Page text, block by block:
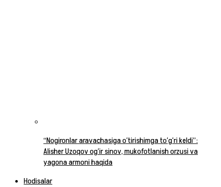
“Nogironlar aravachasiga o‘tirishimga to‘g‘ri keldi”:
Alisher Uzoqov og‘ir sinov, mukofotlanish orzusi va
yagona armoni haqida
Hodisalar